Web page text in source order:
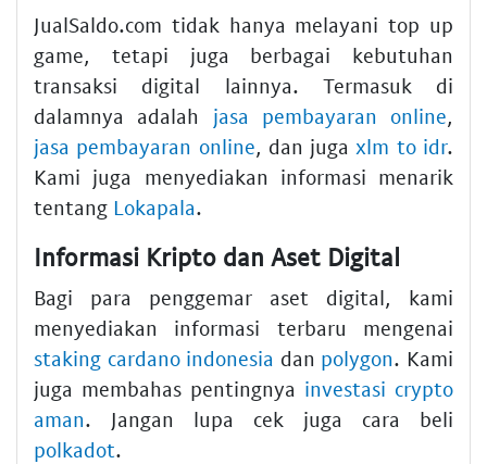
JualSaldo.com tidak hanya melayani top up
game, tetapi juga berbagai kebutuhan
transaksi digital lainnya. Termasuk di
dalamnya adalah jasa pembayaran online,
jasa pembayaran online, dan juga xlm to idr.
Kami juga menyediakan informasi menarik
tentang Lokapala.
Informasi Kripto dan Aset Digital
Bagi para penggemar aset digital, kami
menyediakan informasi terbaru mengenai
staking cardano indonesia dan polygon. Kami
juga membahas pentingnya investasi crypto
aman. Jangan lupa cek juga cara beli
polkadot.